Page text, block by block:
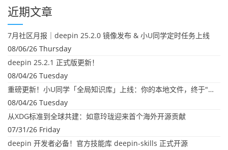
航
近期文章
7月社区月报｜deepin 25.2.0 镜像发布 & 小U同学定时任务上线
08/06/26 Thursday
deepin 25.2.1 正式版更新！
08/04/26 Tuesday
重磅更新！小U同学「全局知识库」上线：你的本地文件，终于"活"起来了
08/04/26 Tuesday
从XDG标准到全球共建：如意玲珑迎来首个海外开源贡献
07/31/26 Friday
deepin 开发者必备！官方技能库 deepin-skills 正式开源